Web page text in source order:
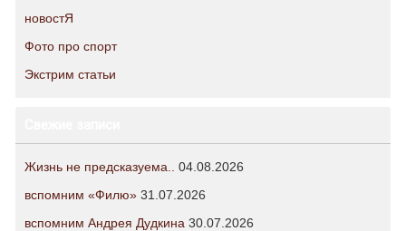
новостЯ
Фото про спорт
Экстрим статьи
Жизнь не предсказуема..
04.08.2026
вспомним «Филю» 31.07.2026
вспомним Андрея Дудкина 30.07.2026